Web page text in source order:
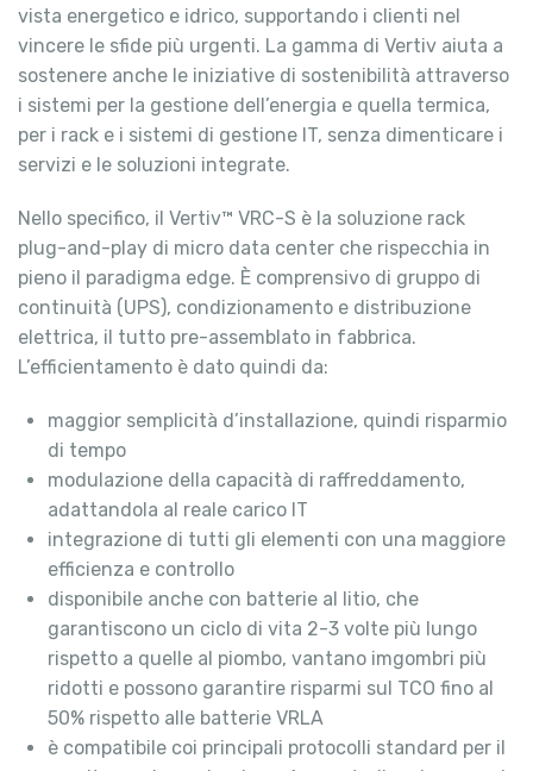
vista energetico e idrico, supportando i clienti nel
vincere le sfide più urgenti. La gamma di Vertiv aiuta a
sostenere anche le iniziative di sostenibilità attraverso
i sistemi per la gestione dell’energia e quella termica,
per i rack e i sistemi di gestione IT, senza dimenticare i
servizi e le soluzioni integrate.
Nello specifico, il Vertiv™ VRC-S è la soluzione rack
plug-and-play di micro data center che rispecchia in
pieno il paradigma edge. È comprensivo di gruppo di
continuità (UPS), condizionamento e distribuzione
elettrica, il tutto pre-assemblato in fabbrica.
L’efficientamento è dato quindi da:
maggior semplicità d’installazione, quindi risparmio
di tempo
modulazione della capacità di raffreddamento,
adattandola al reale carico IT
integrazione di tutti gli elementi con una maggiore
efficienza e controllo
disponibile anche con batterie al litio, che
garantiscono un ciclo di vita 2-3 volte più lungo
rispetto a quelle al piombo, vantano imgombri più
ridotti e possono garantire risparmi sul TCO fino al
50% rispetto alle batterie VRLA
è compatibile coi principali protocolli standard per il